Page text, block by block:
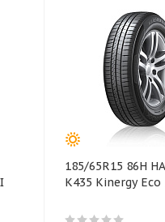
185/65R15 86H
K435 Kinergy Eco